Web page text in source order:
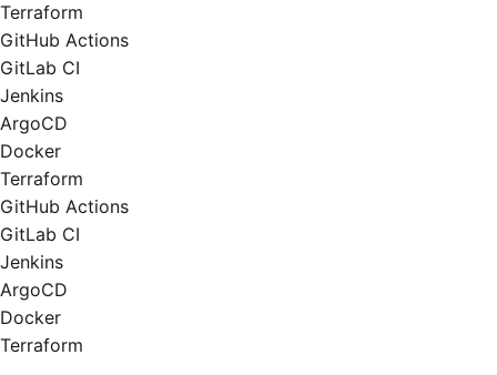
Terraform
GitHub Actions
GitLab CI
Jenkins
ArgoCD
Docker
Terraform
GitHub Actions
GitLab CI
Jenkins
ArgoCD
Docker
Terraform